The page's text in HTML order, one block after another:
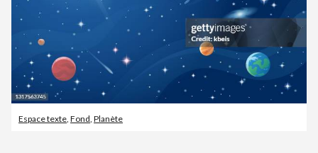
Espace texte, Fond, Planète